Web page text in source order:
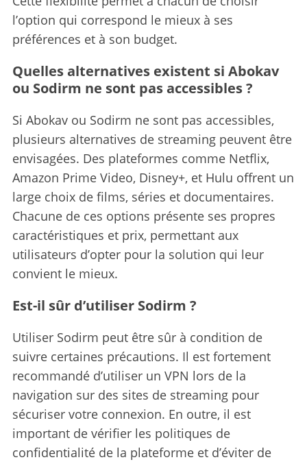
l’option qui correspond le mieux à ses
préférences et à son budget.
Quelles alternatives existent si Abokav
ou Sodirm ne sont pas accessibles ?
Si Abokav ou Sodirm ne sont pas accessibles,
plusieurs alternatives de streaming peuvent être
envisagées. Des plateformes comme Netflix,
Amazon Prime Video, Disney+, et Hulu offrent un
large choix de films, séries et documentaires.
Chacune de ces options présente ses propres
caractéristiques et prix, permettant aux
utilisateurs d’opter pour la solution qui leur
convient le mieux.
Est-il sûr d’utiliser Sodirm ?
Utiliser Sodirm peut être sûr à condition de
suivre certaines précautions. Il est fortement
recommandé d’utiliser un VPN lors de la
navigation sur des sites de streaming pour
sécuriser votre connexion. En outre, il est
important de vérifier les politiques de
confidentialité de la plateforme et d’éviter de